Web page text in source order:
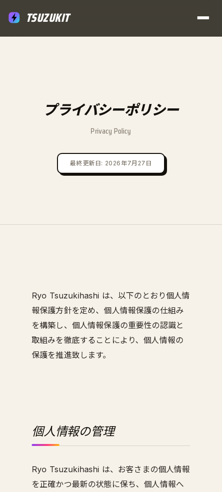
TSUZUKIT
プライバシーポリシー
Privacy Policy
最終更新日: 2026年7月27日
Ryo Tsuzukihashi は、以下のとおり個人情
報保護方針を定め、個人情報保護の仕組み
を構築し、個人情報保護の重要性の認識と
取組みを徹底することにより、個人情報の
保護を推進致します。
個人情報の管理
Ryo Tsuzukihashi は、お客さまの個人情報
を正確かつ最新の状態に保ち、個人情報へ